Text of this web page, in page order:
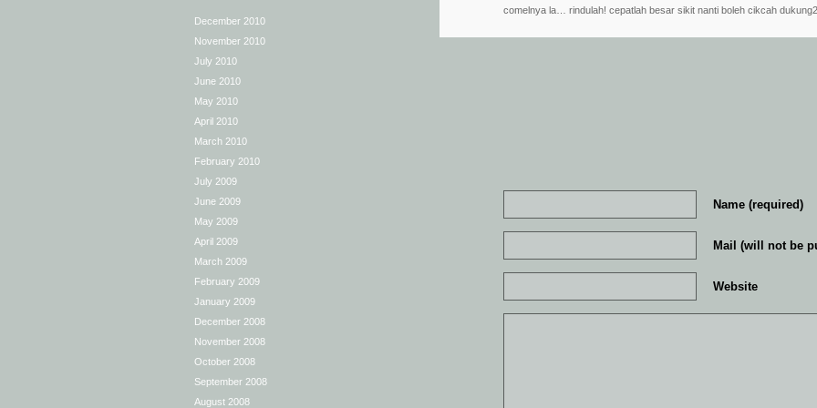
December 2010
November 2010
July 2010
June 2010
May 2010
April 2010
March 2010
February 2010
July 2009
June 2009
May 2009
April 2009
March 2009
February 2009
January 2009
December 2008
November 2008
October 2008
September 2008
August 2008
comelnya la… rindulah! cepatlah besar sikit nanti boleh cikcah
Name (required)
Mail (will not be
Website